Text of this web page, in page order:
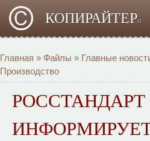
КОПИРАЙТЕРα
Главная » Файлы » Главные
Производство
РОССТАНДАРТ